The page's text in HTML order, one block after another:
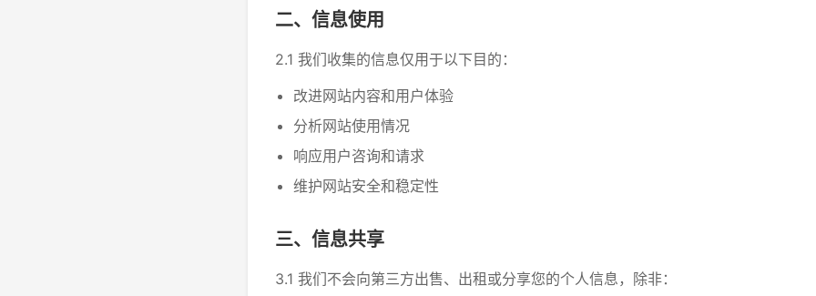
二、信息使用
2.1 我们收集的信息仅用于以下目的：
改进网站内容和用户体验
分析网站使用情况
响应用户咨询和请求
维护网站安全和稳定性
三、信息共享
3.1 我们不会向第三方出售、出租或分享您的个人信息，除非：